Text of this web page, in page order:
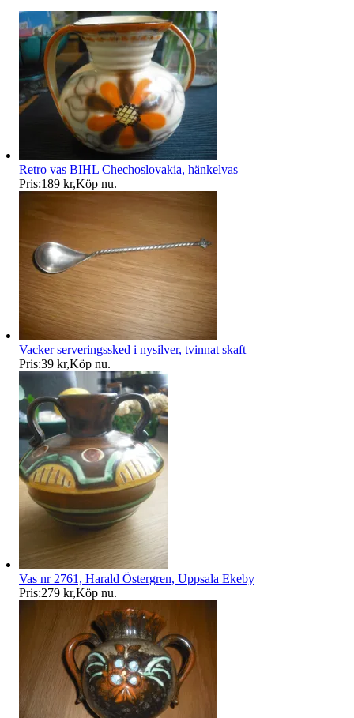
Retro vas BIHL Chechoslovakia, hänkelvas
Pris:189 kr,Köp nu.
Vacker serveringssked i nysilver, tvinnat skaft
Pris:39 kr,Köp nu.
Vas nr 2761, Harald Östergren, Uppsala Ekeby
Pris:279 kr,Köp nu.